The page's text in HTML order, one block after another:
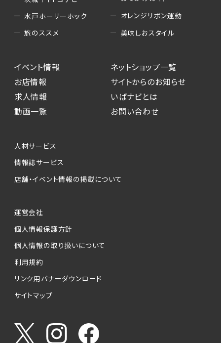
水戸ホーリーホック
旅のススメ
オレンジリボン運動
美味しおスタイル
イベント情報
お店情報
求人情報
動画一覧
ネットショップ一覧
サイトからのお知らせ
いばナビとは
お問い合わせ
人材サービス
情報誌サービス
店舗・イベント情報の掲載について
運営会社
個人情報保護方針
個人情報の取り扱いについて
利用規約
リンク用バナーダウンロード
サイトマップ